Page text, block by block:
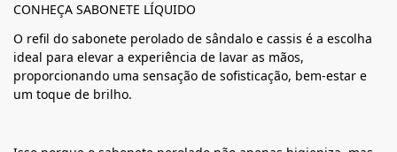
CONHEÇA SABONETE LÍQUIDO
O refil do sabonete perolado de sândalo e cassis é a escolha
ideal para elevar a experiência de lavar as mãos,
proporcionando uma sensação de sofisticação, bem-estar e
um toque de brilho.